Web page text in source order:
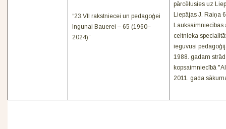
“23.VII rakstniecei un pedagoģei
Ingunai Bauerei – 65 (1960–
2024)”
pārcēlusies uz
Liepājas J. Raiņa
Lauksaimniecības
celtnieka
ieguvusi
1988. gadam
kopsaimniecībā
2011. gada